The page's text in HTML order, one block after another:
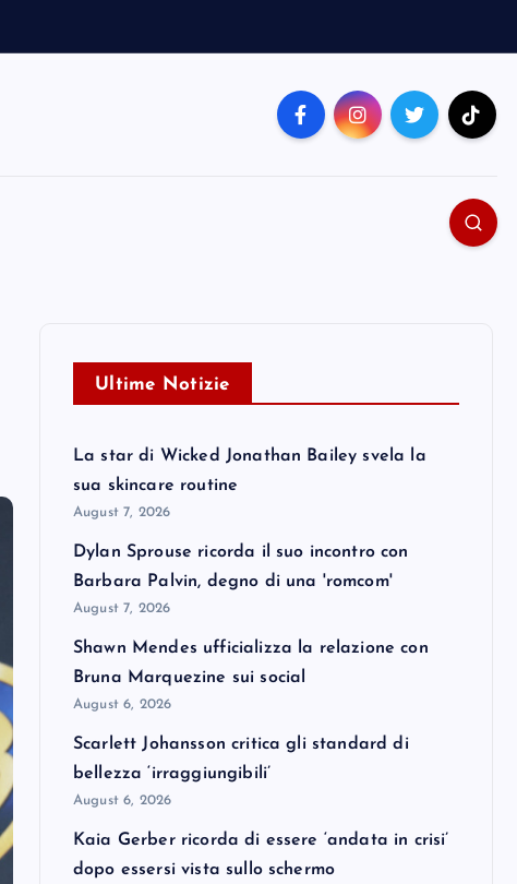
Ultime Notizie
La star di Wicked Jonathan Bailey svela la
sua skincare routine
August 7, 2026
Dylan Sprouse ricorda il suo incontro con
Barbara Palvin, degno di una 'romcom'
August 7, 2026
Shawn Mendes ufficializza la relazione con
Bruna Marquezine sui social
August 6, 2026
Scarlett Johansson critica gli standard di
bellezza ‘irraggiungibili’
August 6, 2026
Kaia Gerber ricorda di essere ‘andata in crisi’
dopo essersi vista sullo schermo